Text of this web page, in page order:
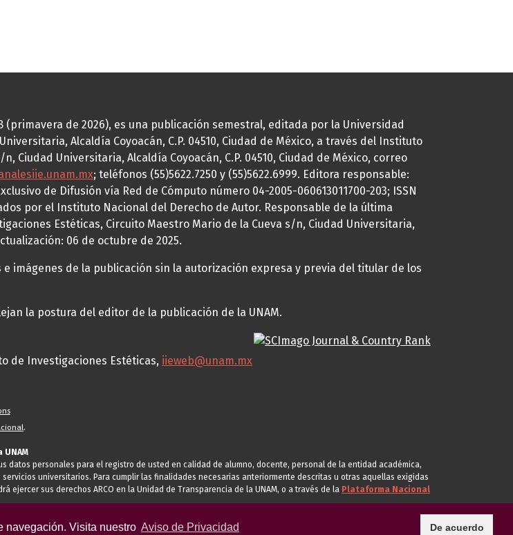
navegación. Visita nuestro Aviso de Privacidad De acuerdo
(primavera de 2026), es una publicación semestral, editada por la Universidad
Alcaldía Coyoacán, C.P. 04510, Ciudad de México, a través del Instituto
Ciudad Universitaria, Alcaldía Coyoacán, C.P. 04510, Ciudad de México, correo
; teléfonos (55)5622.7250 y (55)5622.6999. Editora responsable:
de Difusión vía Red de Cómputo número 04-2005-060613011700-203; ISSN
por el Instituto Nacional del Derecho de Autor. Responsable de la última
Estéticas, Circuito Maestro Mario de la Cueva s/n, Ciudad Universitaria,
06 de octubre de 2025.
imágenes de la publicación sin la autorización expresa y previa del titular de los
la postura del editor de la publicación de la UNAM.
de Investigaciones Estéticas, iieweb@unam.mx
.
datos personales para el registro de usted en calidad de alumno, docente, personal de la entidad académica,
universitarios. Para cumplir las finalidades necesarias anteriormente descritas u otras aquellas exigidas
sus derechos ARCO en la Unidad de Transparencia de la UNAM, o a través de la Plataforma Nacional